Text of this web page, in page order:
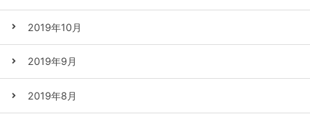
2019年10月
2019年9月
2019年8月